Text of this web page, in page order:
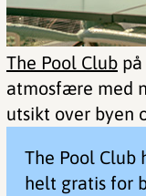
The Pool Club
atmosfære med
utsikt over byen
The Pool Club
helt gratis for